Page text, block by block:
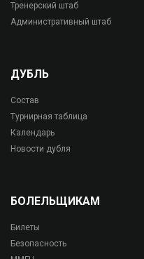
Тренерский штаб
Административный штаб
ДУБЛЬ
Состав
Турнирная таблица
Календарь
Новости дубля
БОЛЕЛЬЩИКАМ
Билеты
Безопасность